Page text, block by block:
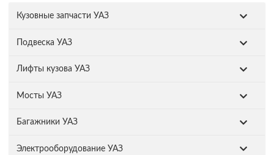
Кузовные запчасти УАЗ
Подвеска УАЗ
Лифты кузова УАЗ
Мосты УАЗ
Багажники УАЗ
Электрооборудование УАЗ